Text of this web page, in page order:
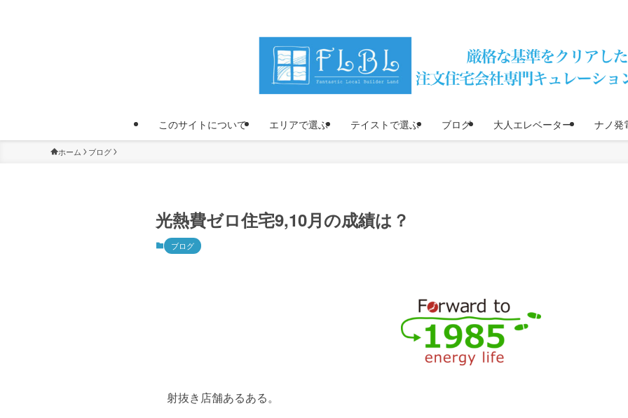
このサイトについて エリアで選ぶ テイストで選ぶ ブログ 大人エレベーター ナノ発
ホーム ブログ
光熱費ゼロ住宅9,10月の成績は？
ブログ
射抜き店舗あるある。